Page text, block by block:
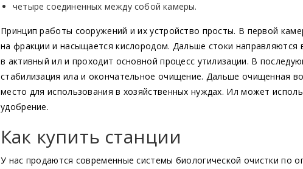
четыре соединенных между собой камеры.
Принцип работы сооружений и их устройство просты. В первой
на фракции и насыщается кислородом. Дальше стоки направляются
в активный ил и проходит основной процесс утилизации. В
стабилизация ила и окончательное очищение. Дальше очищенная
место для использования в хозяйственных нуждах. Ил может
удобрение.
Как купить станции
У нас продаются современные системы биологической очистки по